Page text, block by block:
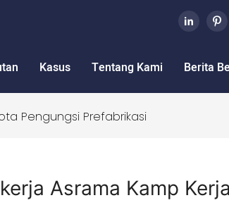
Kasus Tentang Kami Berita
Pengungsi Prefabrikasi
Asrama Kamp